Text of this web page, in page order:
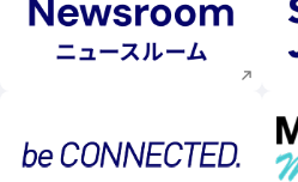
新規ウィンドウで開く
新規ウィンドウで開く